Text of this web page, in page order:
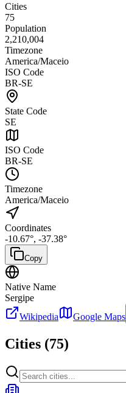
Cities
75
Population
2,210,004
Timezone
America/Maceio
ISO Code
BR-SE
State Code
SE
ISO Code
BR-SE
Timezone
America/Maceio
Coordinates
-10.67°, -37.38°
Copy
Native Name
Sergipe
Wikipedia
Google Maps
Cities (75)